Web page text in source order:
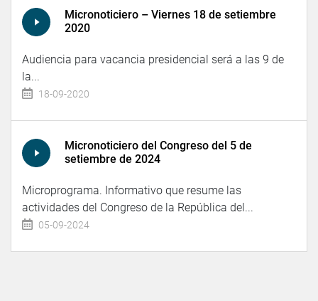
Micronoticiero – Viernes 18 de setiembre
2020
Audiencia para vacancia presidencial será a las 9 de
la...
18-09-2020
Micronoticiero del Congreso del 5 de
setiembre de 2024
Microprograma. Informativo que resume las
actividades del Congreso de la República del...
05-09-2024